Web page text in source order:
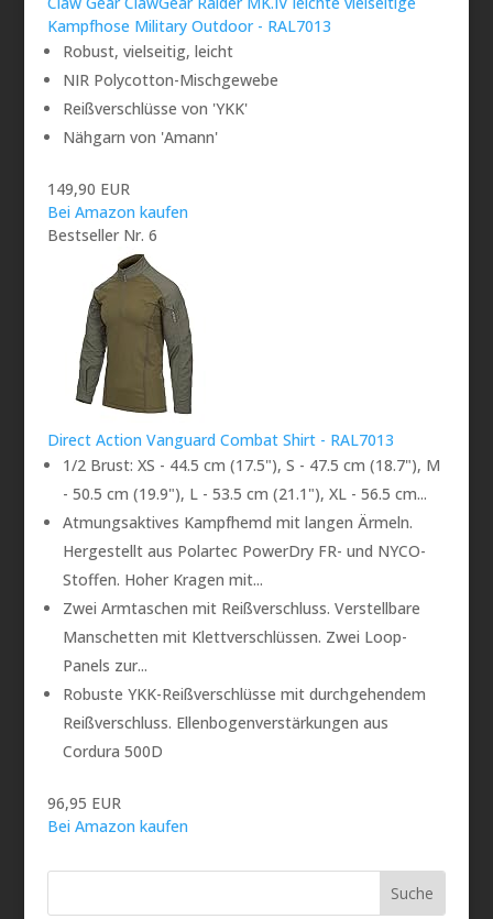
Kampfhose Military Outdoor - RAL7013
Robust, vielseitig, leicht
NIR Polycotton-Mischgewebe
Reißverschlüsse von 'YKK'
Nähgarn von 'Amann'
149,90 EUR
Bei Amazon kaufen
Bestseller Nr. 6
Direct Action Vanguard Combat Shirt - RAL7013
1/2 Brust: XS - 44.5 cm (17.5"), S - 47.5 cm (18.7"), M
- 50.5 cm (19.9"), L - 53.5 cm (21.1"), XL - 56.5 cm...
Atmungsaktives Kampfhemd mit langen Ärmeln.
Hergestellt aus Polartec PowerDry FR- und NYCO-
Stoffen. Hoher Kragen mit...
Zwei Armtaschen mit Reißverschluss. Verstellbare
Manschetten mit Klettverschlüssen. Zwei Loop-
Panels zur...
Robuste YKK-Reißverschlüsse mit durchgehendem
Reißverschluss. Ellenbogenverstärkungen aus
Cordura 500D
96,95 EUR
Bei Amazon kaufen